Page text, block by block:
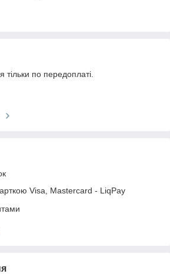
тільки по передоплаті.
Visa, Mastercard - LiqPay